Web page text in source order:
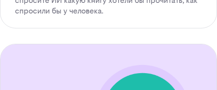
спросили бы у человека.